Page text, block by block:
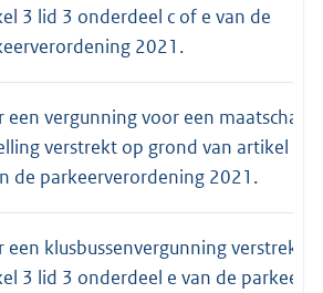
3 lid 3 onderdeel c of e van de
2021.
een vergunning voor een
verstrekt op grond van artikel 3
de parkeerverordening 2021.
een klusbussenvergunning verstrekt
3 lid 3 onderdeel e van de